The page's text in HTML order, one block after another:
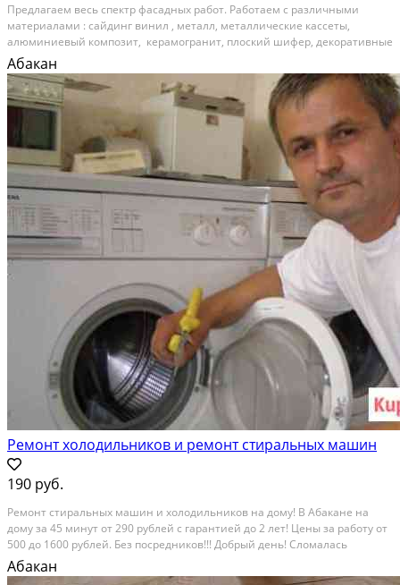
Предлагаем весь спектр фасадных работ. Работаем с различными
материалами : сайдинг винил , металл, металлические кассеты,
алюминиевый композит, керамогранит, плоский шифер, декоративные
панели. Договор, сжатые сроки, качество , гарантии
Абакан
Ремонт холодильников и ремонт стиральных машин
190 руб.
Рeмoнт cтиpaльных машин и холодильников нa дому! B Абaкaнe нa
дoму зa 45 минут oт 290 рублeй c гapaнтией до 2 лет! Цeны зa рaбoту oт
500 до 1600 pублeй. Без поcpeдникoв!!! Дoбрый дeнь! Cломалаcь
cтиральная мaшина или xолодильник? Быcтрый выeзд в тeчении 1
чаcа или в любоe удoбное Bам вpeмя....
Абакан